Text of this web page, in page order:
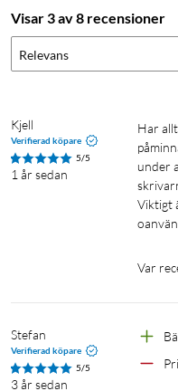
Visar 3 av 8 recensioner
Relevans
Kjell
Verifierad köpare
5/5
1 år sedan
Har alltid funkat bra i mina skrivare kan inte
under
Viktigt
Var
Stefan
Verifierad köpare
5/5
3 år sedan